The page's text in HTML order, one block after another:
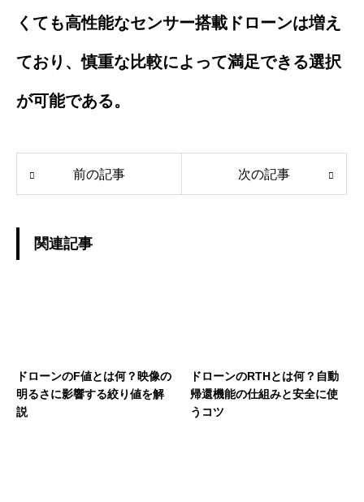
くても高性能なセンサー搭載ドローンは増え
ており、慎重な比較によって満足できる選択
が可能である。
前の記事 次の記事
関連記事
ドローンのF値とは何？映像の
明るさに影響する絞り値を解
説
ドローンのRTHとは何？自動
帰還機能の仕組みと安全に使
うコツ